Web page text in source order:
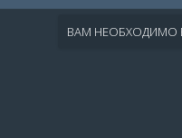
ВАМ НЕОБХОДИМО